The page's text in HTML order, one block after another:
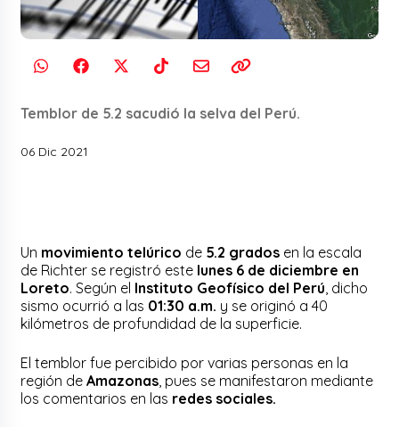
Temblor de 5.2 sacudió la selva del Perú.
06 Dic 2021
Un movimiento telúrico de 5.2 grados en la escala
de Richter se registró este lunes 6 de diciembre en
Loreto. Según el Instituto Geofísico del Perú , dicho
sismo ocurrió a las 01:30 a.m. y se originó a 40
kilómetros de profundidad de la superficie.
El temblor fue percibido por varias personas en la
región deAmazonas , pues se manifestaron mediante
los comentarios en las redes sociales.